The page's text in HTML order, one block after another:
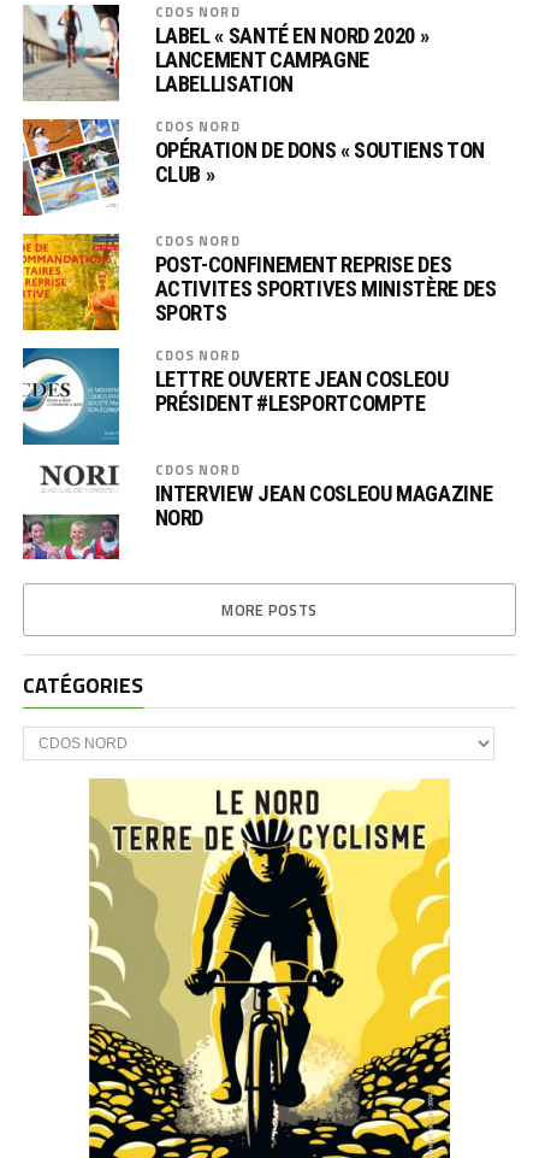
CDOS NORD
LABEL « SANTÉ EN NORD 2020 »
LANCEMENT CAMPAGNE
LABELLISATION
CDOS NORD
OPÉRATION DE DONS « SOUTIENS TON
CLUB »
CDOS NORD
POST-CONFINEMENT REPRISE DES
ACTIVITES SPORTIVES MINISTÈRE DES
SPORTS
CDOS NORD
LETTRE OUVERTE JEAN COSLEOU
PRÉSIDENT #LESPORTCOMPTE
CDOS NORD
INTERVIEW JEAN COSLEOU MAGAZINE
NORD
MORE POSTS
CATÉGORIES
CATÉGORIES